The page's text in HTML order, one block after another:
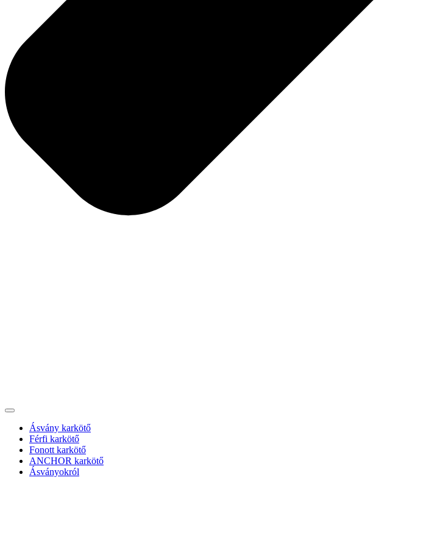
Ásvány karkötő
Férfi karkötő
Fonott karkötő
ANCHOR karkötő
Ásványokról